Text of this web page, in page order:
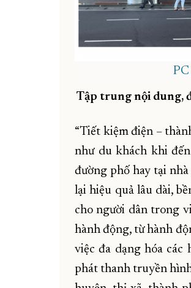
Tập trung nội dung,
“Tiết kiệm điện –
như du khách khi
đường phố hay tại
lại hiệu quả lâu dài,
cho người dân trong
hành động, từ hành
việc đa dạng hóa
phát thanh truyền